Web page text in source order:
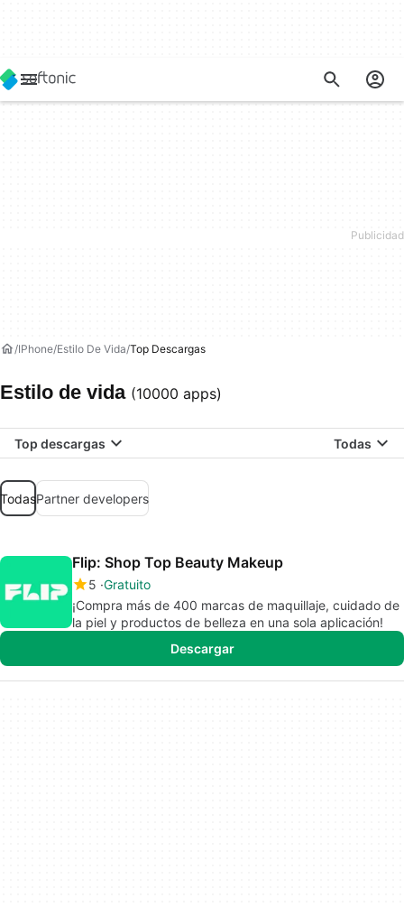
IPhone Estilo De Vida Top Descargas
Estilo de vida (10000 apps)
Top descargas Todas
TodasPartner developers
Flip: Shop Top Beauty Makeup
5 Gratuito
¡Compra más de 400 marcas de maquillaje, cuidado de
la piel y productos de belleza en una sola aplicación!
Descargar